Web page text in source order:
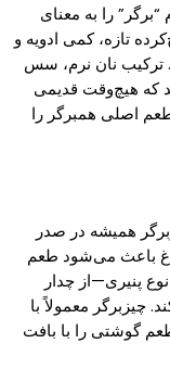
“برگر” را به معنای
تازه،کمی ادویه و
. ترکیب نان نرم، سس
که هیچ‌وقت قدیمی
اصلی همبرگر را
همیشه در صدر
باعث می‌شود طعم
پنیری—از چدار
چیزبرگر معمولاً با
گوشتی را با بافت